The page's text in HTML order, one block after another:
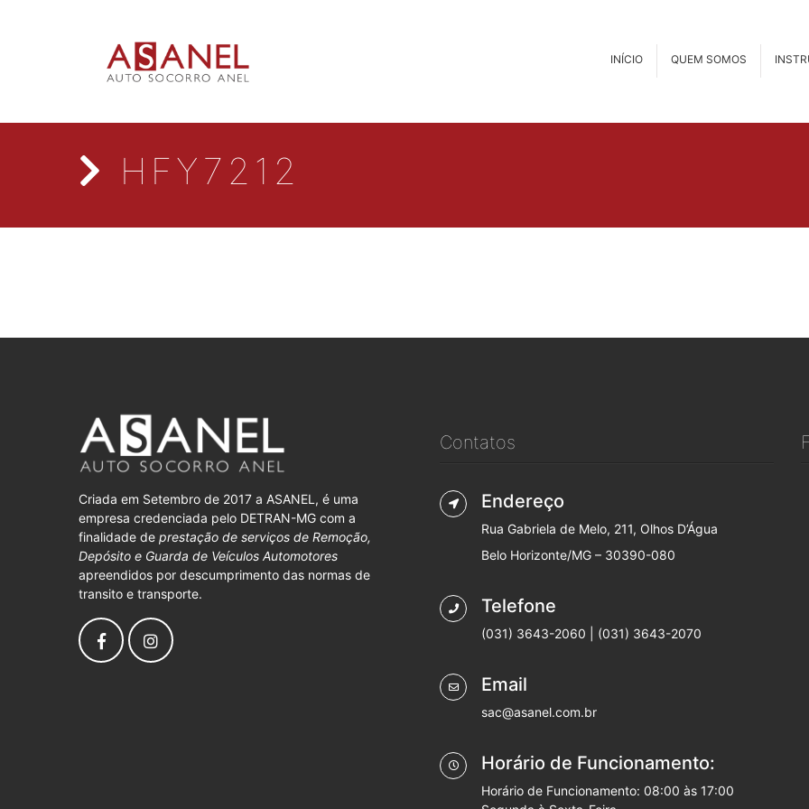
INÍCIO QUEM SOMOS
HFY7212
Criada em Setembro de 2017 a ASANEL, é uma
empresa credenciada pelo DETRAN-MG com a
finalidade de prestação de serviços de Remoção,
Depósito e Guarda de Veículos Automotores
apreendidos por descumprimento das normas de
transito e transporte.
Contatos
Endereço
Rua Gabriela de Melo, 211, Olhos D’Água
Belo Horizonte/MG – 30390-080
Telefone
(031) 3643-2060 | (031) 3643-2070
Email
sac@asanel.com.br
Horário de Funcionamento:
Horário de Funcionamento: 08:00 às 17:00